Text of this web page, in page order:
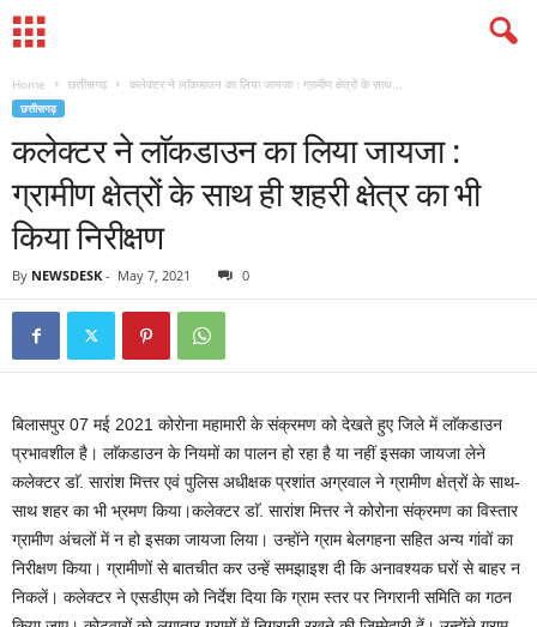
Home छत्तीसगढ़ कलेक्टर ने लाॅकडाउन का लिया जायजा : ग्रामीण क्षेत्रों के साथ...
छत्तीसगढ़
कलेक्टर ने लाॅकडाउन का लिया जायजा :
ग्रामीण क्षेत्रों के साथ ही शहरी क्षेत्र का भी
किया निरीक्षण
By NEWSDESK - May 7, 2021 0
बिलासपुर 07 मई 2021 कोरोना महामारी के संक्रमण को देखते हुए जिले में लाॅकडाउन
प्रभावशील है। लाॅकडाउन के नियमों का पालन हो रहा है या नहीं इसका जायजा लेने
कलेक्टर डाॅ. सारांश मित्तर एवं पुलिस अधीक्षक प्रशांत अग्रवाल ने ग्रामीण क्षेत्रों के साथ-
साथ शहर का भी भ्रमण किया।कलेक्टर डाॅ. सारांश मित्तर ने कोरोना संक्रमण का विस्तार
ग्रामीण अंचलों में न हो इसका जायजा लिया। उन्होंने ग्राम बेलगहना सहित अन्य गांवों का
निरीक्षण किया। ग्रामीणों से बातचीत कर उन्हें समझाइश दी कि अनावश्यक घरों से बाहर न
निकलें। कलेक्टर ने एसडीएम को निर्देश दिया कि ग्राम स्तर पर निगरानी समिति का गठन